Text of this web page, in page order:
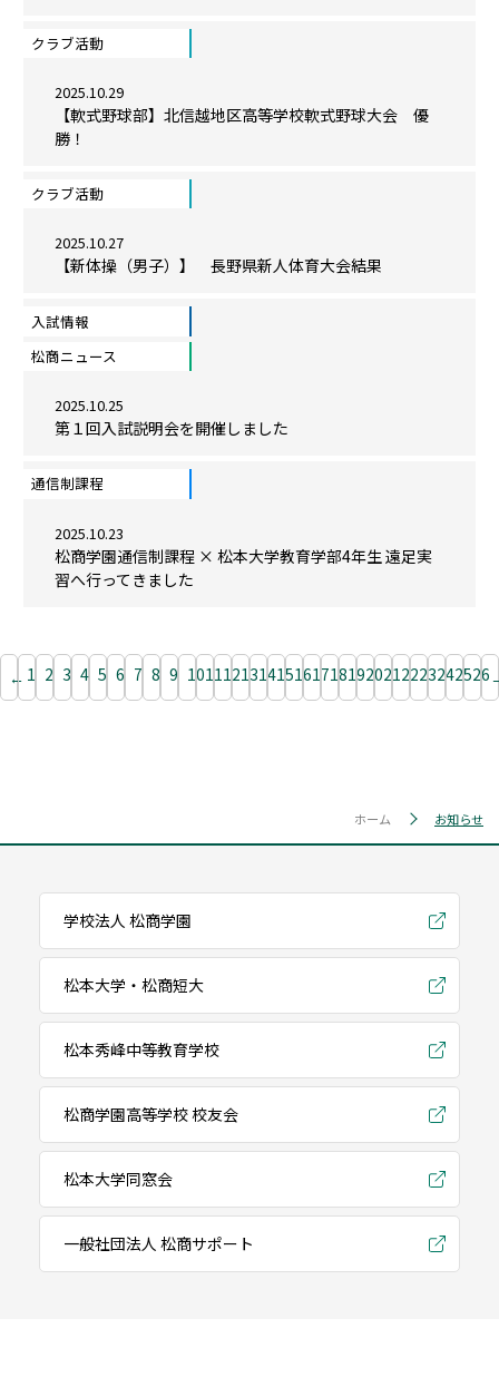
クラブ活動
2025.10.29
【軟式野球部】北信越地区高等学校軟式野球大会 優
勝！
クラブ活動
2025.10.27
【新体操（男子）】 長野県新人体育大会結果
入試情報
松商ニュース
2025.10.25
第１回入試説明会を開催しました
通信制課程
2025.10.23
松商学園通信制課程 × 松本大学教育学部4年生 遠足実
習へ行ってきました
← 1 2 3 4 5 6 7 8 9 1011121314151617181920212223242526
ホーム お知らせ
学校法人 松商学園
松本大学・松商短大
松本秀峰中等教育学校
松商学園高等学校 校友会
松本大学同窓会
一般社団法人 松商サポート